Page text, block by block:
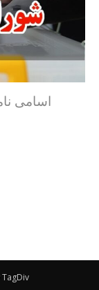
اسامی